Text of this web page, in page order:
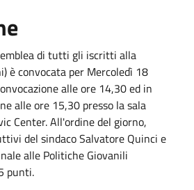
di tutti gli iscritti alla
è convocata per Mercoledì 18
alle ore 14,30 ed in
alle ore 15,30 presso la sala
Center. All'ordine del giorno,
del sindaco Salvatore Quinci e
alle Politiche Giovanili
punti.